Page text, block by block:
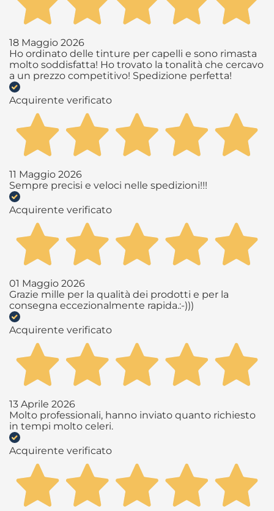
18 Maggio 2026
Ho ordinato delle tinture per capelli e sono rimasta
molto soddisfatta! Ho trovato la tonalità che cercavo
a un prezzo competitivo! Spedizione perfetta!
Acquirente verificato
11 Maggio 2026
Sempre precisi e veloci nelle spedizioni!!!
Acquirente verificato
01 Maggio 2026
Grazie mille per la qualità dei prodotti e per la
consegna eccezionalmente rapida.:-)))
Acquirente verificato
13 Aprile 2026
Molto professionali, hanno inviato quanto richiesto
in tempi molto celeri.
Acquirente verificato